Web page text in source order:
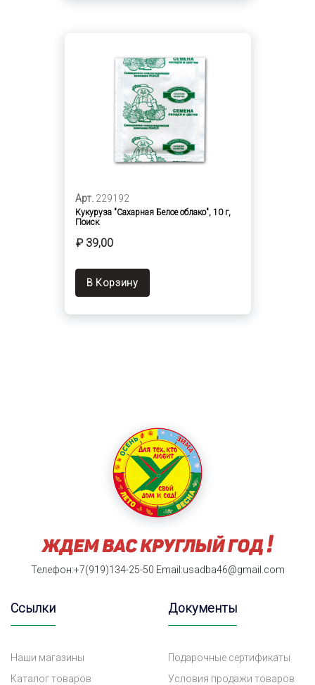
Арт. 229192
Кукуруза "Сахарная Белое облако", 10 г,
Поиск
₽ 39,00
В Корзину
Телефон:+7(919)134-25-50 Email:usadba46@gmail.com
Ссылки
Наши магазины
Каталог товаров
Документы
Подарочные сертификаты
Условия продажи товаров